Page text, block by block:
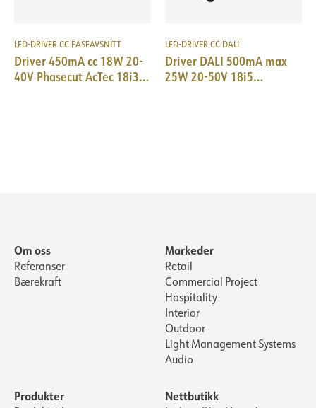
LED-DRIVER CC FASEAVSNITT
Driver 450mA cc 18W 20-
40V Phasecut AcTec 18i3
LED-DRIVER CC DALI
Driver DALI 500mA max
25W 20-50V 18i5
Om oss
Referanser
Bærekraft
Markeder
Retail
Commercial Project
Hospitality
Interior
Outdoor
Light Management Systems
Audio
Produkter Nettbutikk